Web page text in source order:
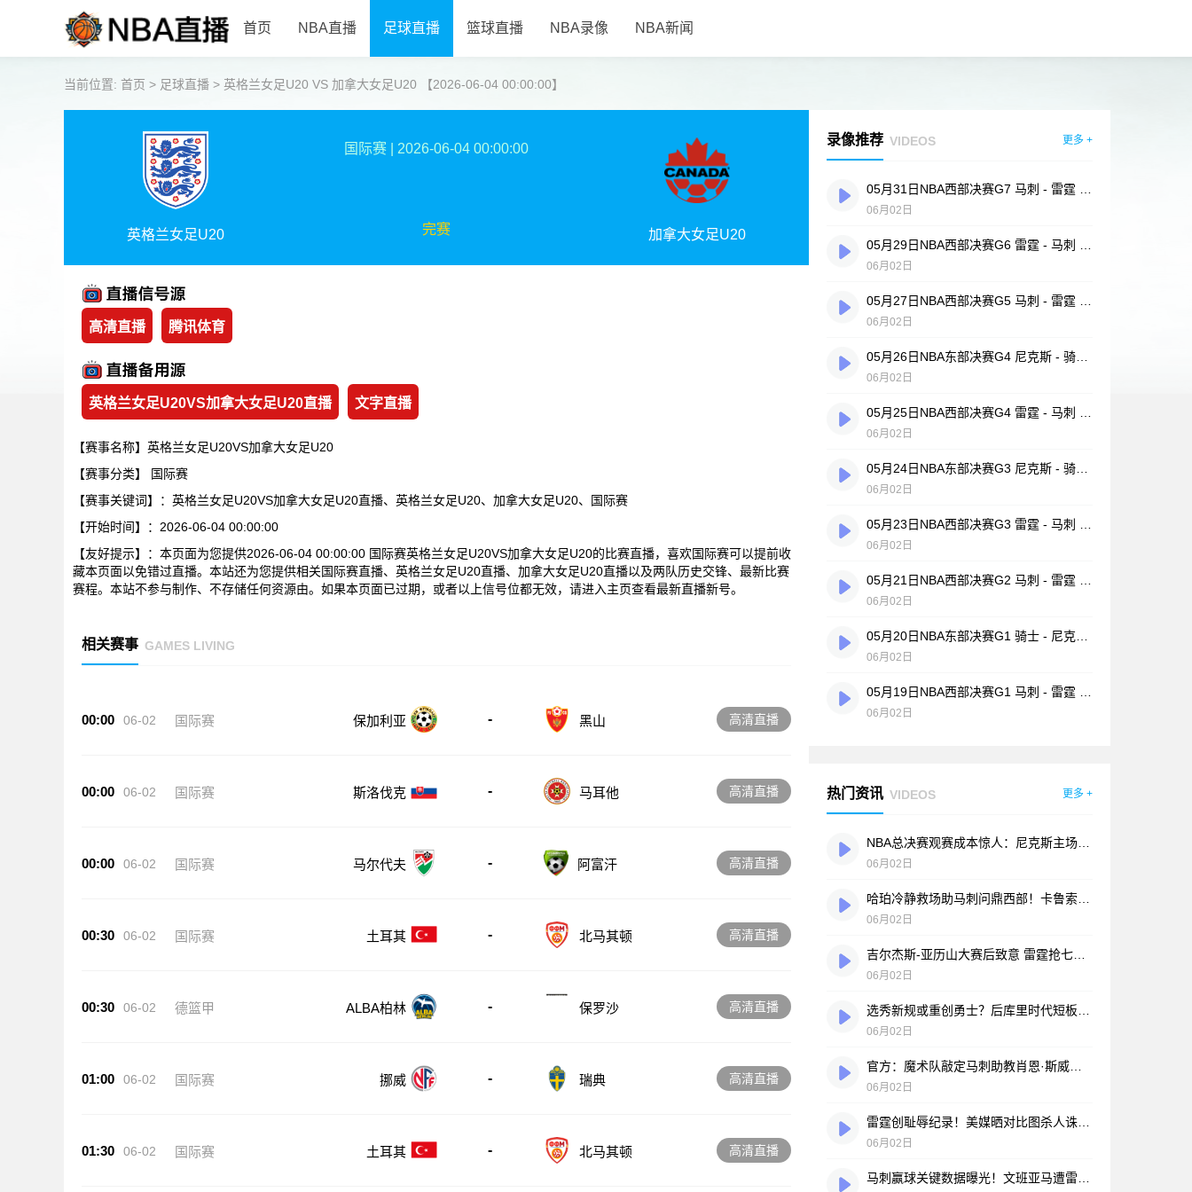
首页 NBA直播 足球直播 篮球直播 NBA录像 NBA新闻
当前位置: 首页 > 足球直播 > 英格兰女足U20 VS 加拿大女足U20 【2026-06-04 00:00:00】
英格兰女足U20
国际赛 2026-06-04 00:00:00
完赛 加拿大女足U20
高清直播 腾讯体育
英格兰女足U20VS加拿大女足U20直播 文字直播
【赛事名称】英格兰女足U20VS加拿大女足U20
【赛事分类】
国际赛
【赛事关键词】：英格兰女足U20VS加拿大女足U20直播、英格兰女足U20、加拿大女足U20、国际赛
【开始时间】：2026-06-04 00:00:00
【友好提示】：本页面为您提供2026-06-04 00:00:00 国际赛英格兰女足U20VS加拿大女足U20的比赛直播，喜欢国际赛可以提前收
藏本页面以免错过直播。本站还为您提供相关国际赛直播、英格兰女足U20直播、加拿大女足U20直播以及两队历史交锋、最新比赛
赛程。本站不参与制作、不存储任何资源由。如果本页面已过期，或者以上信号位都无效，请进入主页查看最新直播新号。
相关赛事 GAMES LIVING
00:00 06-02 国际赛 保加利亚 - 黑山 高清直播
00:00 06-02 国际赛 斯洛伐克 - 马耳他 高清直播
00:00 06-02 国际赛 马尔代夫 - 阿富汗 高清直播
00:30 06-02 国际赛 土耳其 - 北马其顿 高清直播
00:30 06-02 德篮甲 ALBA柏林 - 保罗沙 高清直播
01:00 06-02 国际赛 挪威 - 瑞典 高清直播
01:30 06-02 国际赛 土耳其 - 北马其顿 高清直播
录像推荐 VIDEOS 更多 +
06月02日
06月02日
06月02日
06月02日
06月02日
06月02日
06月02日
06月02日
06月02日
06月02日
热门资讯 VIDEOS 更多 +
06月02日
06月02日
06月02日
06月02日
06月02日
06月02日